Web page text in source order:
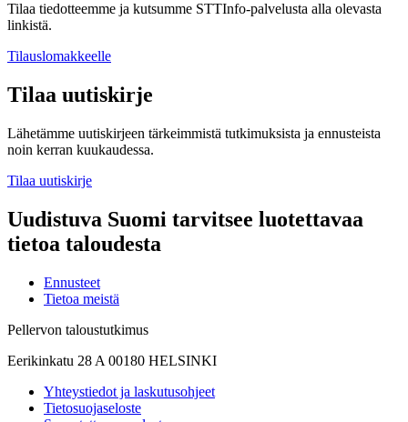
Tilaa tiedotteemme ja kutsumme STTInfo-palvelusta alla olevasta
linkistä.
Tilauslomakkeelle
Tilaa uutiskirje
Lähetämme uutiskirjeen tärkeimmistä tutkimuksista ja ennusteista
noin kerran kuukaudessa.
Tilaa uutiskirje
Uudistuva Suomi tarvitsee luotettavaa
tietoa taloudesta
Ennusteet
Tietoa meistä
Pellervon taloustutkimus
Eerikinkatu 28 A 00180 HELSINKI
Yhteystiedot ja laskutusohjeet
Tietosuojaseloste